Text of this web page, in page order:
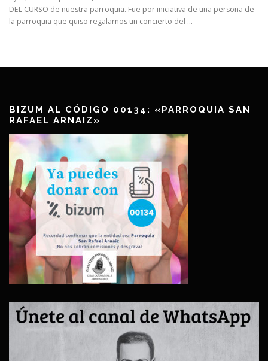
DEL CURSO de nuestra parroquia. Fue por iniciativa de una persona de
la parroquia que quiso regalarnos un concierto del …
BIZUM AL CÓDIGO 00134: «PARROQUIA SAN
RAFAEL ARNAIZ»